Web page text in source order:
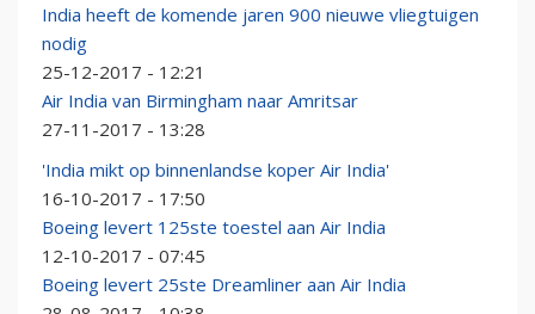
India heeft de komende jaren 900 nieuwe vliegtuigen
nodig
25-12-2017 - 12:21
Air India van Birmingham naar Amritsar
27-11-2017 - 13:28
'India mikt op binnenlandse koper Air India'
16-10-2017 - 17:50
Boeing levert 125ste toestel aan Air India
12-10-2017 - 07:45
Boeing levert 25ste Dreamliner aan Air India